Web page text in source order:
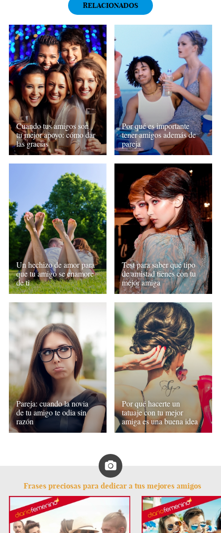
RELACIONADOS
Cuando tus amigos son
tu mejor apoyo: cómo dar
las gracias
Por qué es importante
tener amigos además de
pareja
Un hechizo de amor para
que tu amigo se enamore
de ti
Test para saber qué tipo
de amistad tienes con tu
mejor amiga
Pareja: cuando la novia
de tu amigo te odia sin
razón
Por qué hacerte un
tatuaje con tu mejor
amiga es una buena idea
Frases preciosas para dedicar a tus mejores amigos